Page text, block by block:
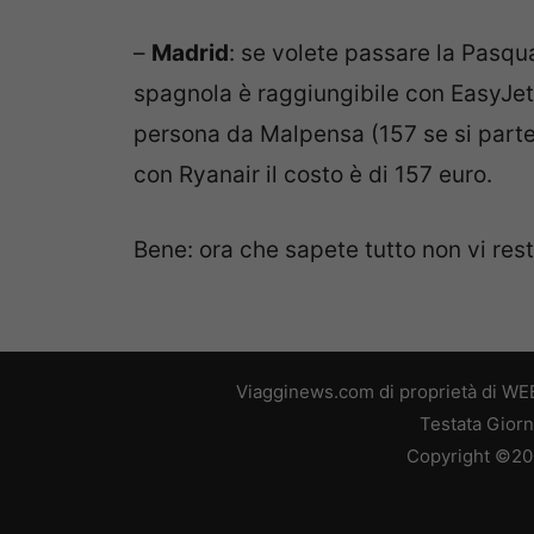
– Madrid: se volete passare la
spagnola è raggiungibile con
persona da Malpensa (157 se si
con Ryanair il costo è di 157 euro.
Bene: ora che sapete tutto non vi
Viagginews.com di proprietà di
Testata
Copyright